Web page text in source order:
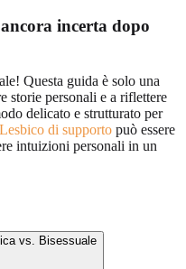
incerta dopo
Questa guida è solo una
storie personali e a riflettere
delicato e strutturato per
di supporto può essere
intuizioni personali in un
vs. Bisessuale